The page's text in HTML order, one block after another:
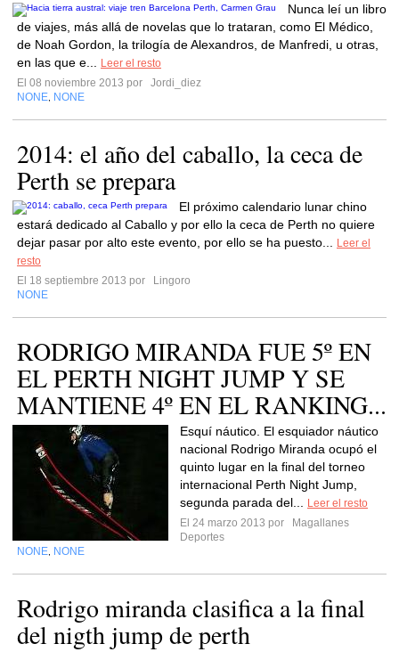
Nunca leí un libro
de viajes, más allá de novelas que lo trataran, como El Médico,
de Noah Gordon, la trilogía de Alexandros, de Manfredi, u otras,
en las que e...
Leer el resto
El 08 noviembre 2013 por
Jordi_diez
NONE NONE
2014: el año del caballo, la ceca de
Perth se prepara
El próximo calendario lunar chino
estará dedicado al Caballo y por ello la ceca de Perth no quiere
dejar pasar por alto este evento, por ello se ha puesto...
Leer el
resto
El 18 septiembre 2013 por
Lingoro
NONE
RODRIGO MIRANDA FUE 5º EN
EL PERTH NIGHT JUMP Y SE
MANTIENE 4º EN EL RANKING...
Esquí náutico. El esquiador náutico
nacional Rodrigo Miranda ocupó el
quinto lugar en la final del torneo
internacional Perth Night Jump,
segunda parada del...
Leer el resto
El 24 marzo 2013 por
Magallanes
Deportes
NONE NONE
Rodrigo miranda clasifica a la final
del nigth jump de perth